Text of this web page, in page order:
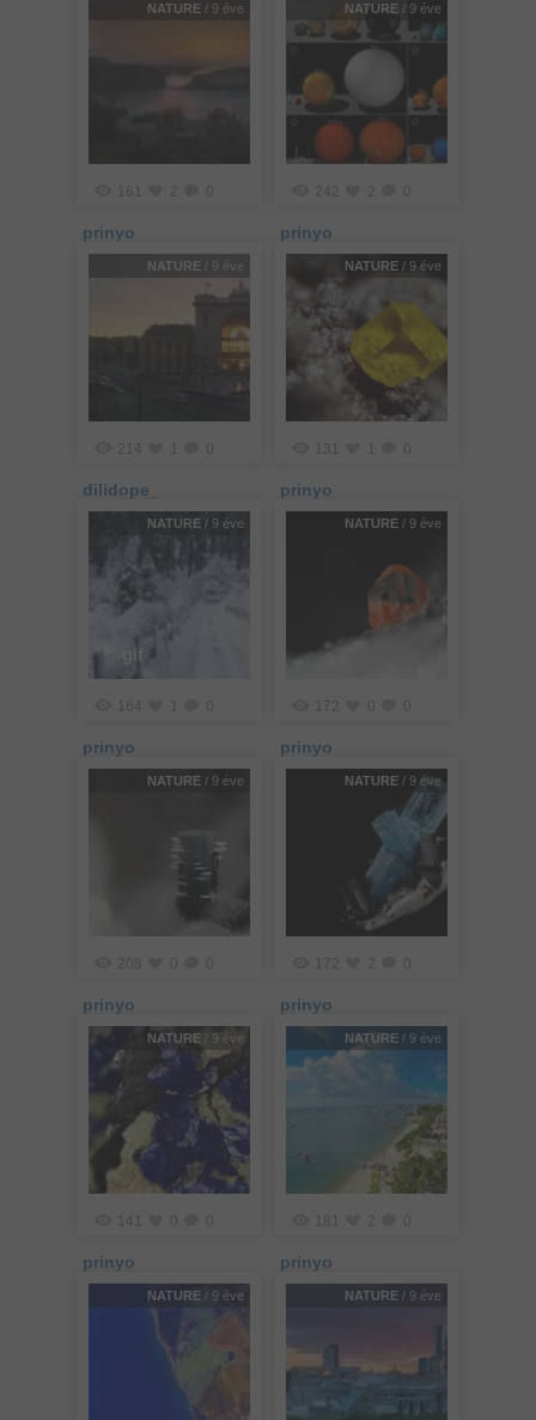
NATURE / 9 éve
161 2
prinyo
NATURE / 9 éve
242 2
prinyo
NATURE / 9 éve
214
dilidope_
NATURE / 9 éve
131
prinyo
gif
NATURE / 9 éve
164
prinyo
NATURE / 9 éve
172
prinyo
NATURE / 9 éve
208
prinyo
NATURE / 9 éve
172 2
prinyo
NATURE / 9 éve
prinyo
NATURE / 9 éve
2
prinyo
NATURE / 9 éve NATURE / 9 éve